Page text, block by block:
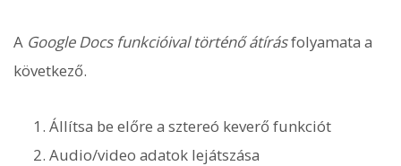
A Google Docs funkcióival történő átírásfolyamata a
következő.
Állítsa be előre a sztereó keverő funkciót
Audio/video adatok lejátszása